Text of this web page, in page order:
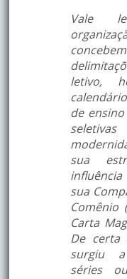
Vale
letivo,
de
sua
sua
Comênio
Carta
De
surgiu
séries